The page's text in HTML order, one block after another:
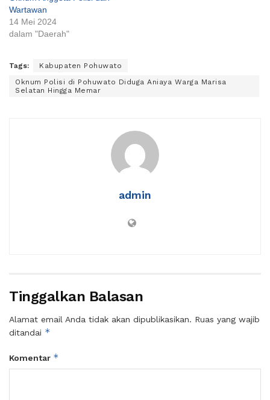
Wartawan
14 Mei 2024
dalam "Daerah"
Tags:
Kabupaten Pohuwato
Oknum Polisi di Pohuwato Diduga Aniaya Warga Marisa
Selatan Hingga Memar
admin
Tinggalkan Balasan
Alamat email Anda tidak akan dipublikasikan. Ruas yang wajib
ditandai *
Komentar *